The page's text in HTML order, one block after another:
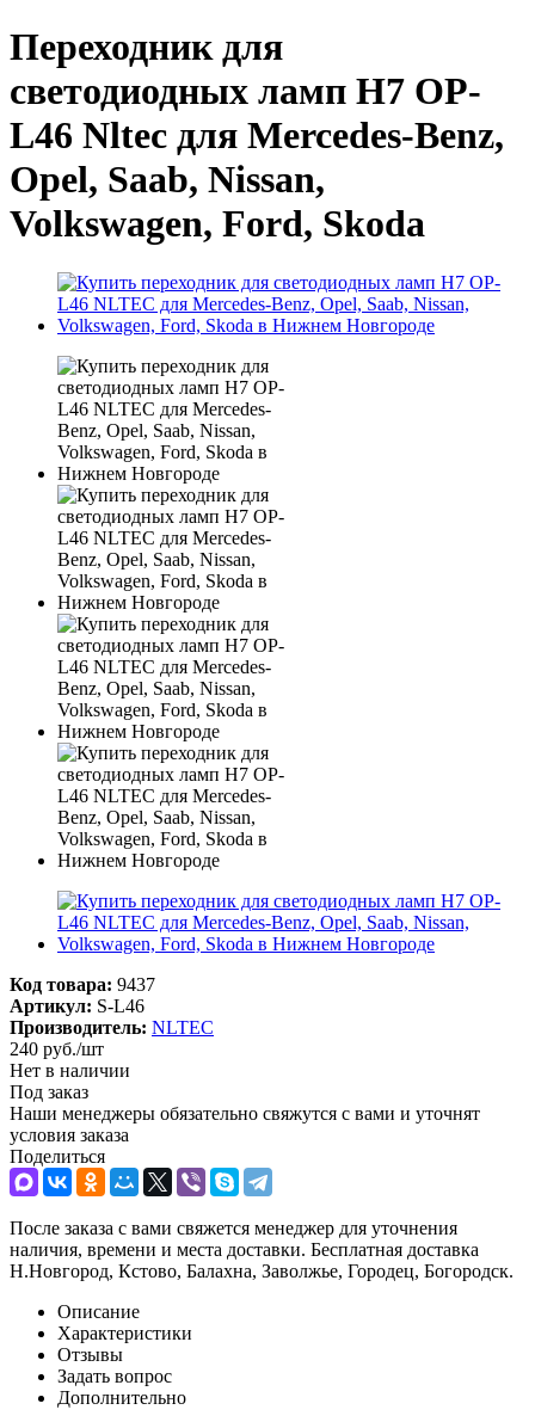
Переходник для
светодиодных ламп H7 OP-
L46 Nltec для Mercedes-Benz,
Opel, Saab, Nissan,
Volkswagen, Ford, Skoda
Код товара: 9437
Артикул: S-L46
Производитель: NLTEC
240 руб./шт
Нет в наличии
Под заказ
Наши менеджеры обязательно свяжутся с вами и уточнят
условия заказа
Поделиться
После заказа с вами свяжется менеджер для уточнения
наличия, времени и места доставки. Бесплатная доставка
Н.Новгород, Кстово, Балахна, Заволжье, Городец, Богородск.
Описание
Характеристики
Отзывы
Задать вопрос
Дополнительно